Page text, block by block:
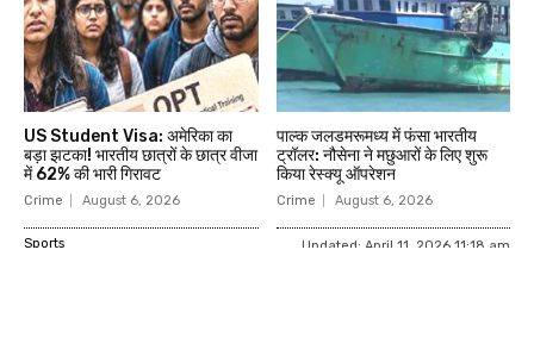
US Student Visa: अमेरिका का
बड़ा झटका! भारतीय छात्रों के छात्र वीजा
में 62% की भारी गिरावट
Crime August 6, 2026
पाल्क जलडमरूमध्य में फंसा भारतीय
ट्रॉलर: नौसेना ने मछुआरों के लिए शुरू
किया रेस्क्यू ऑपरेशन
Crime August 6, 2026